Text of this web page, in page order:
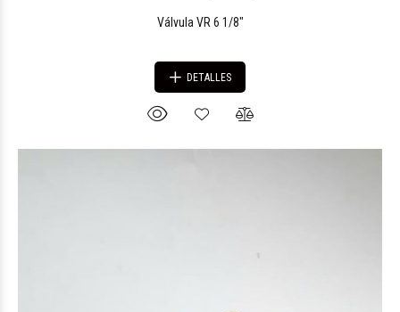
Válvula VR 6 1/8"
DETALLES